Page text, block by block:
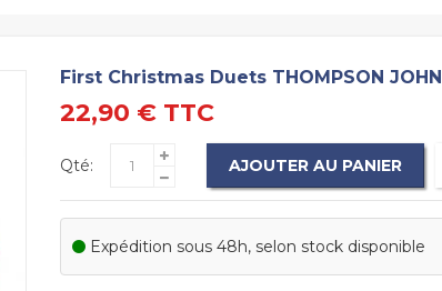
First Christmas Duets THOMPSON JOHN
22,90 € TTC
Qté: AJOUTER AU PANIER
Expédition sous 48h, selon stock disponible